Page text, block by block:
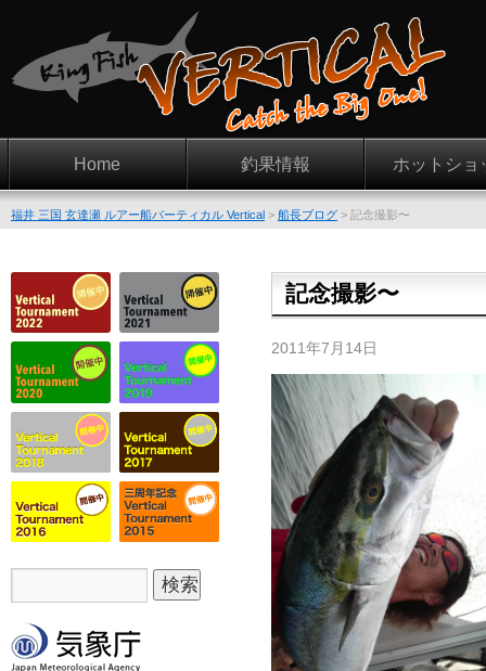
Home 釣果情報 ホットショ
福井 三国 玄達瀬 ルアー船バーティカル Vertical > 船長ブログ > 記念撮影〜
記念撮影〜
2011年7月14日